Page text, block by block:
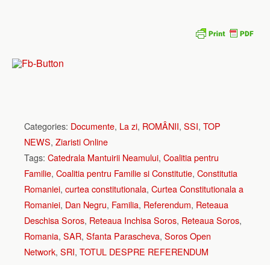
Categories: Documente, La zi, ROMÂNII, SSI, TOP
NEWS, Ziaristi Online
Tags: Catedrala Mantuirii Neamului, Coalitia pentru
Familie, Coalitia pentru Familie si Constitutie, Constitutia
Romaniei, curtea constitutionala, Curtea Constitutionala a
Romaniei, Dan Negru, Familia, Referendum, Reteaua
Deschisa Soros, Reteaua Inchisa Soros, Reteaua Soros,
Romania, SAR, Sfanta Parascheva, Soros Open
Network, SRI, TOTUL DESPRE REFERENDUM